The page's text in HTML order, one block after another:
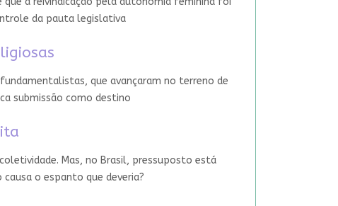
da pauta legislativa
que avançaram no terreno de
submissão como destino
Mas, no Brasil, pressuposto está
o espanto que deveria?